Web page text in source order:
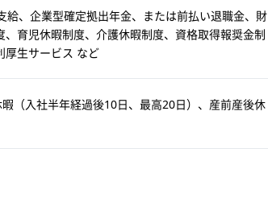
、企業型確定拠出年金、または前払い退職金、財
育児休暇制度、介護休暇制度、資格取得報奨金制
厚生サービス など
（入社半年経過後10日、最高20日）、産前産後休